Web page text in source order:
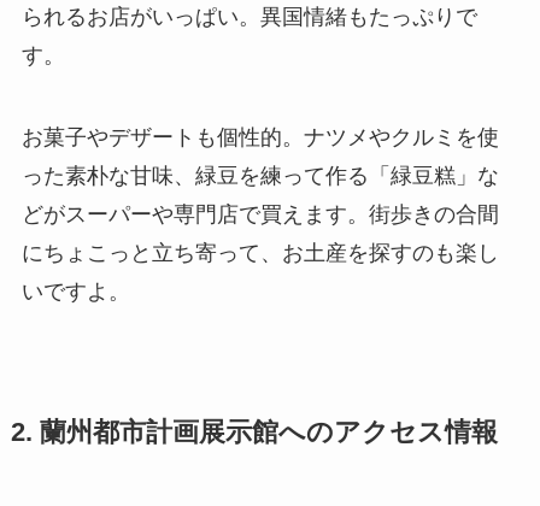
られるお店がいっぱい。異国情緒もたっぷりで
す。
お菓子やデザートも個性的。ナツメやクルミを使
った素朴な甘味、緑豆を練って作る「緑豆糕」な
どがスーパーや専門店で買えます。街歩きの合間
にちょこっと立ち寄って、お土産を探すのも楽し
いですよ。
2. 蘭州都市計画展示館へのアクセス情報